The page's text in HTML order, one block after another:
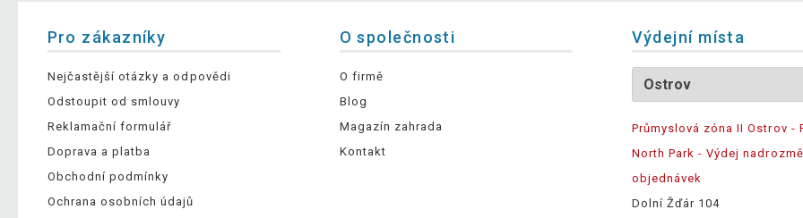
Pro zákazníky
Nejčastější otázky a odpovědi
Odstoupit od smlouvy
Reklamační formulář
Doprava a platba
Obchodní podmínky
Ochrana osobních údajů
O společnosti
O firmě
Blog
Magazín zahrada
Kontakt
Výdejní místa
Průmyslová zóna II Ostrov -
North Park - Výdej
objednávek
Dolní Žďár 104